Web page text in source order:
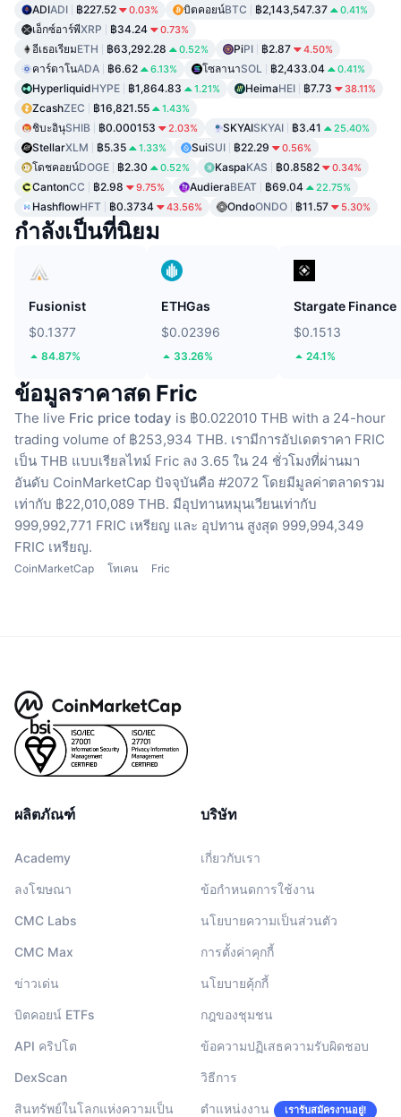
ADIADI ฿227.52 0.03% บิตคอยน์BTC ฿2,143,547.37 0.41%
เอ็กซ์อาร์พีXRP ฿34.24 0.73%
อีเธอเรียมETH ฿63,292.28 0.52% PiPI ฿2.87 4.50%
คาร์ดาโนADA ฿6.62 6.13% โซลานาSOL ฿2,433.04 0.41%
HyperliquidHYPE ฿1,864.83 1.21% HeimaHEI ฿7.73 38.11%
ZcashZEC ฿16,821.55 1.43%
ชิบะอินุSHIB ฿0.000153 2.03% SKYAISKYAI ฿3.41 25.40%
StellarXLM ฿5.35 1.33% SuiSUI ฿22.29 0.56%
โดชคอยน์DOGE ฿2.30 0.52% KaspaKAS ฿0.8582 0.34%
CantonCC ฿2.98 9.75% AudieraBEAT ฿69.04 22.75%
HashflowHFT ฿0.3734 43.56% OndoONDO ฿11.57 5.30%
กำลังเป็นที่นิยม
Fusionist
$0.1377
84.87%
ETHGas
$0.02396
33.26%
Stargate Finance
$0.1513
24.1%
ข้อมูลราคาสด Fric
The live Fric price today is ฿0.022010 THB with a 24-hour
trading volume of ฿253,934 THB. เรามีการอัปเดตราคา FRIC
เป็น THB แบบเรียลไทม์ Fric ลง 3.65 ใน 24 ชั่วโมงที่ผ่านมา
อันดับ CoinMarketCap ปัจจุบันคือ #2072 โดยมีมูลค่าตลาดรวม
เท่ากับ ฿22,010,089 THB. มีอุปทานหมุนเวียนเท่ากับ
999,992,771 FRIC เหรียญ และ อุปทาน สูงสุด 999,994,349
FRIC เหรียญ.
CoinMarketCap โทเคน Fric
ผลิตภัณฑ์
Academy
ลงโฆษณา
CMC Labs
CMC Max
ข่าวเด่น
บิตคอยน์ ETFs
API คริปโต
DexScan
สินทรัพย์ในโลกแห่งความเป็น
บริษัท
เกี่ยวกับเรา
ข้อกำหนดการใช้งาน
นโยบายความเป็นส่วนตัว
การตั้งค่าคุกกี้
นโยบายคุ้กกี้
กฎของชุมชน
ข้อความปฏิเสธความรับผิดชอบ
วิธีการ
ตำแหน่งงาน เรารับสมัครงานอยู่!